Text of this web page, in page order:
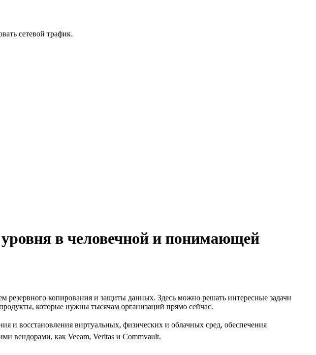
сетевой трафик.
в человечной и понимающей
резервного копирования и защиты данных. Здесь можно решать интересные задачи
которые нужны тысячам организаций прямо сейчас.
и восстановления виртуальных, физических и облачных сред, обеспечения
вендорами, как Veeam, Veritas и Commvault.